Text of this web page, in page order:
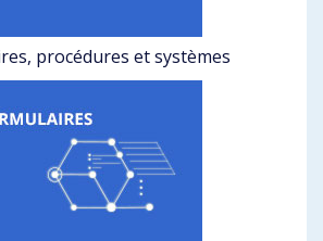
procédures et systèmes